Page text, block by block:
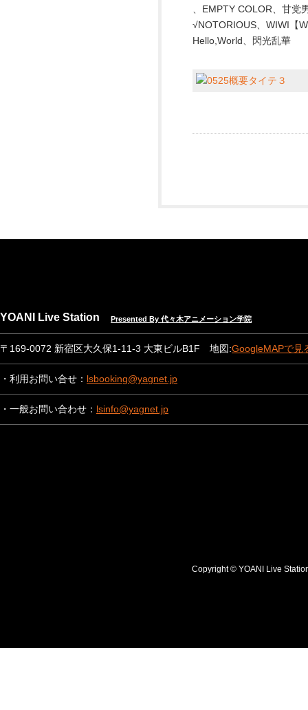
、EMPTY COLOR、甘党
√NOTORIOUS、WIWI【
Hello,World、閃光乱華
YOANI Live Station Presented By 代々木アニメーション学院
〒169-0072 新宿区大久保1-11-3 大東ビルB1F 地図:GoogleMAPで見
・利用お問い合せ： lsbooking@yagnet.jp
・一般お問い合わせ： lsinfo@yagnet.jp
Copyright © YOANI Live